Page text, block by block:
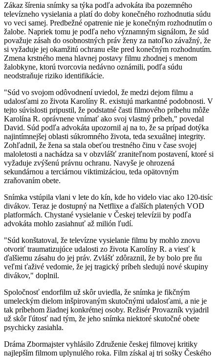
Zákaz šírenia snímky sa týka podľa advokáta iba pozemného
televízneho vysielania a platí do doby konečného rozhodnutia súdu
vo veci samej. Predbežné opatrenie nie je konečným rozhodnutím o
žalobe. Napriek tomu je podľa neho významným signálom, že súd
považuje zásah do osobnostných práv ženy za natoľko závažný, že
si vyžaduje jej okamžitú ochranu ešte pred konečným rozhodnutím.
Zmena krstného mena hlavnej postavy filmu zhodnej s menom
žalobkyne, ktorú tvorcovia nedávno oznámili, podľa súdu
neodstraňuje riziko identifikácie.
"Súd vo svojom odôvodnení uviedol, že medzi dejom filmu a
udalosťami zo života Karolíny R. existujú markantné podobnosti. V
tejto súvislosti pripustil, že podstatné časti filmového príbehu môže
Karolína R. oprávnene vnímať ako svoj vlastný príbeh," povedal
David. Súd podľa advokáta upozornil aj na to, že sa prípad dotýka
najintímnejšej oblasti súkromného života, teda sexuálnej integrity.
Zohľadnil, že žena sa stala obeťou trestného činu v čase svojej
maloletosti a nachádza sa v obzvlášť zraniteľnom postavení, ktoré si
vyžaduje zvýšenú právnu ochranu. Navyše je ohrozená
sekundárnou a terciárnou viktimizáciou, teda opätovným
zraňovaním obete.
Snímka vstúpila vlani v lete do kín, kde ho videlo viac ako 120-tisíc
divákov. Teraz je dostupný na Netflixe a ďalších platených VOD
platformách. Chystané vysielanie v Českej televízii by podľa
advokáta mohlo zasiahnuť až milión ľudí.
"Súd konštatoval, že televízne vysielanie filmu by mohlo znovu
otvoriť traumatizujúce udalosti zo života Karolíny R. a viesť k
ďalšiemu zásahu do jej práv. Zvlášť zdôraznil, že by bolo pre ňu
veľmi ťaživé vedomie, že jej tragický príbeh sledujú nové skupiny
divákov," doplnil.
Spoločnosť endorfilm už skôr uviedla, že snímka je fikčným
umeleckým dielom inšpirovaným skutočnými udalosťami, a nie je
tak príbehom žiadnej konkrétnej osoby. Režisér Provazník vyjadril
už skôr ľútosť nad tým, že jeho snímka niektoré skutočné obete
psychicky zasiahla.
Dráma Zbormajster vyhlásilo Združenie českej filmovej kritiky
najlepším filmom uplynulého roka. Film získal aj tri sošky Českého